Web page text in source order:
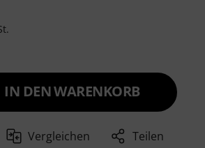
IN DEN WARENKORB
Vergleichen Teilen